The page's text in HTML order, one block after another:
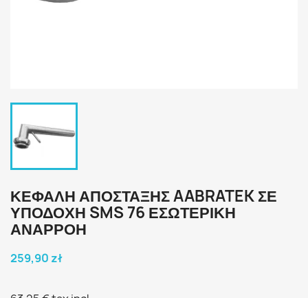
ΚΕΦΑΛΉ ΑΠΌΣΤΑΞΗΣ AABRATEK ΣΕ
ΥΠΟΔΟΧΉ SMS 76 ΕΣΩΤΕΡΙΚΉ
ΑΝΑΡΡΟΉ
259,90 zł